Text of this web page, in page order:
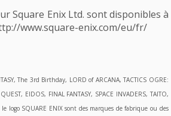
Square Enix Ltd. sont disponibles à
www.square-enix.com/eu/fr/
The 3rd Birthday, LORD of ARCANA, TACTICS OGRE:
EIDOS, FINAL FANTASY, SPACE INVADERS, TAITO,
logo SQUARE ENIX sont des marques de fabrique ou des